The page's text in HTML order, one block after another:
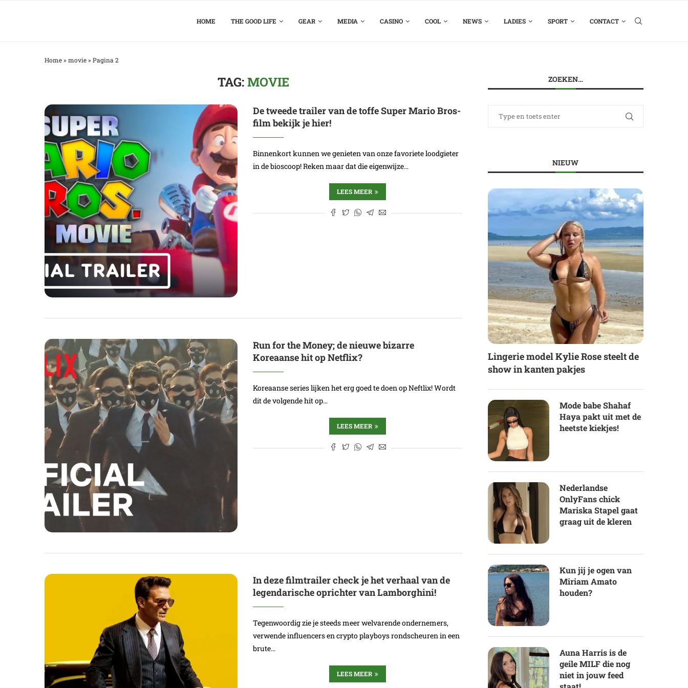
HOME THE GOOD LIFE GEAR MEDIA CASINO COOL NEWS LADIES SPORT CONTACT
Home» movie» Pagina 2
TAG:MOVIE
De tweede trailer van de toffe Super Mario Bros-
film bekijk je hier!
Binnenkort kunnen we genieten van onze favoriete loodgieter
in de bioscoop! Reken maar dat die eigenwijze…
LEES MEER
Run for the Money; de nieuwe bizarre
Koreaanse hit op Netflix?
Koreaanse series lijken het erg goed te doen op Neftlix! Wordt
dit de volgende hit op…
LEES MEER
In deze filmtrailer check je het verhaal van de
legendarische oprichter van Lamborghini!
Tegenwoordig zie je steeds meer welvarende ondernemers,
verwende influencers en crypto playboys rondscheuren in een
brute…
LEES MEER
ZOEKEN…
NIEUW
Lingerie model Kylie Rose steelt de
show in kanten pakjes
Mode babe Shahaf
Haya pakt uit met de
heetste kiekjes!
Nederlandse
OnlyFans chick
Mariska Stapel gaat
graag uit de kleren
Kun jij je ogen van
Miriam Amato
houden?
Auna Harris is de
geile MILF die nog
niet in jouw feed